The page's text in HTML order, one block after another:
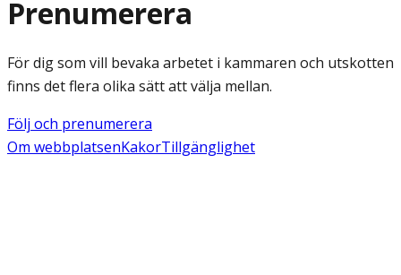
Prenumerera
För dig som vill bevaka arbetet i kammaren och utskotten
finns det flera olika sätt att välja mellan.
Följ och prenumerera
Om webbplatsenKakorTillgänglighet